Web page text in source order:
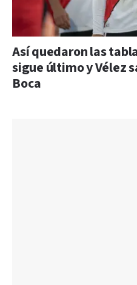
Así quedaron las
sigue último y Vélez
Boca